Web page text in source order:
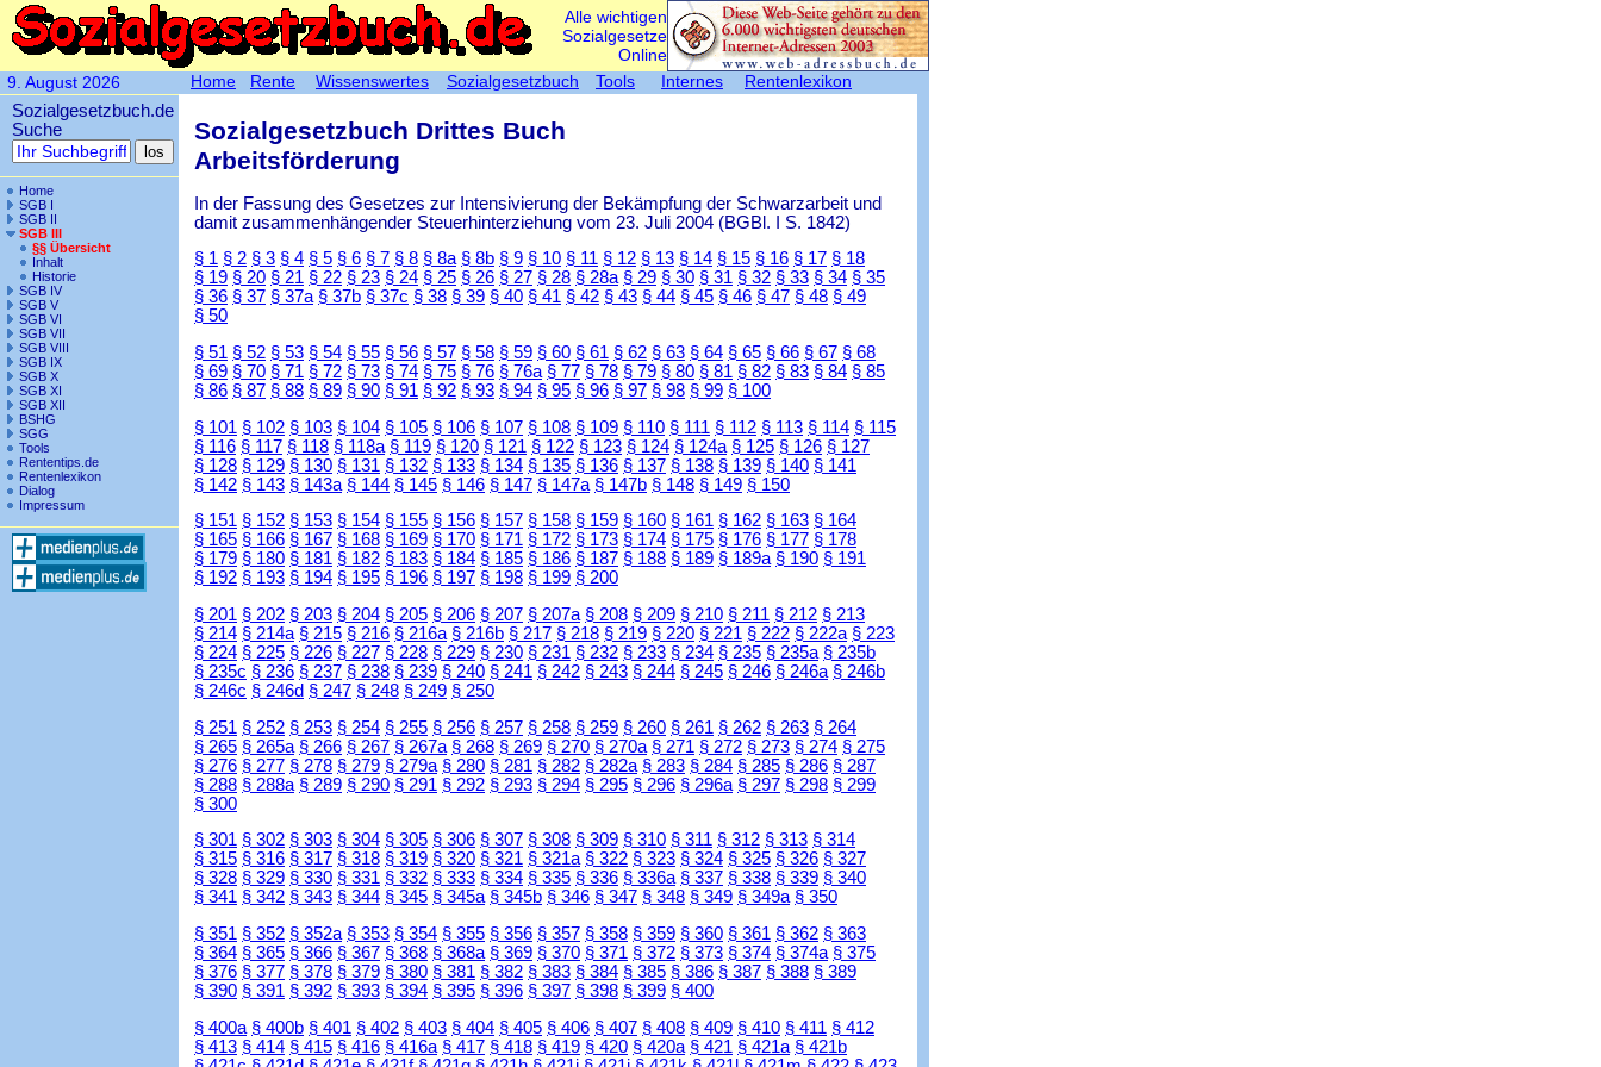
Alle wichtigen
Sozialgesetze
Online
9. August 2026
Sozialgesetzbuch.de
Suche
Home
SGB I
SGB II
SGB III
§§ Übersicht
Inhalt
Historie
SGB IV
SGB V
SGB VI
SGB VII
SGB VIII
SGB IX
SGB X
SGB XI
SGB XII
BSHG
SGG
Tools
Rententips.de
Rentenlexikon
Dialog
Impressum
Sozialgesetzbuch Drittes Buch
Arbeitsförderung
In der Fassung des Gesetzes zur Intensivierung der Bekämpfung der Schwarzarbeit und
damit zusammenhängender Steuerhinterziehung vom 23. Juli 2004 (BGBl. I S. 1842)
§ 1 § 2 § 3 § 4 § 5 § 6 § 7 § 8 § 8a § 8b § 9 § 10 § 11 § 12 § 13 § 14 § 15 § 16 § 17 § 18
§ 19 § 20 § 21 § 22 § 23 § 24 § 25 § 26 § 27 § 28 § 28a § 29 § 30 § 31 § 32 § 33 § 34 § 35
§ 36 § 37 § 37a § 37b § 37c § 38 § 39 § 40 § 41 § 42 § 43 § 44 § 45 § 46 § 47 § 48 § 49
§ 50
§ 51 § 52 § 53 § 54 § 55 § 56 § 57 § 58 § 59 § 60 § 61 § 62 § 63 § 64 § 65 § 66 § 67 § 68
§ 69 § 70 § 71 § 72 § 73 § 74 § 75 § 76 § 76a § 77 § 78 § 79 § 80 § 81 § 82 § 83 § 84 § 85
§ 86 § 87 § 88 § 89 § 90 § 91 § 92 § 93 § 94 § 95 § 96 § 97 § 98 § 99 § 100
§ 101 § 102 § 103 § 104 § 105 § 106 § 107 § 108 § 109 § 110 § 111 § 112 § 113 § 114 § 115
§ 116 § 117 § 118 § 118a § 119 § 120 § 121 § 122 § 123 § 124 § 124a § 125 § 126 § 127
§ 128 § 129 § 130 § 131 § 132 § 133 § 134 § 135 § 136 § 137 § 138 § 139 § 140 § 141
§ 142 § 143 § 143a § 144 § 145 § 146 § 147 § 147a § 147b § 148 § 149 § 150
§ 151 § 152 § 153 § 154 § 155 § 156 § 157 § 158 § 159 § 160 § 161 § 162 § 163 § 164
§ 165 § 166 § 167 § 168 § 169 § 170 § 171 § 172 § 173 § 174 § 175 § 176 § 177 § 178
§ 179 § 180 § 181 § 182 § 183 § 184 § 185 § 186 § 187 § 188 § 189 § 189a § 190 § 191
§ 192 § 193 § 194 § 195 § 196 § 197 § 198 § 199 § 200
§ 201 § 202 § 203 § 204 § 205 § 206 § 207 § 207a § 208 § 209 § 210 § 211 § 212 § 213
§ 214 § 214a § 215 § 216 § 216a § 216b § 217 § 218 § 219 § 220 § 221 § 222 § 222a § 223
§ 224 § 225 § 226 § 227 § 228 § 229 § 230 § 231 § 232 § 233 § 234 § 235 § 235a § 235b
§ 235c § 236 § 237 § 238 § 239 § 240 § 241 § 242 § 243 § 244 § 245 § 246 § 246a § 246b
§ 246c § 246d § 247 § 248 § 249 § 250
§ 251 § 252 § 253 § 254 § 255 § 256 § 257 § 258 § 259 § 260 § 261 § 262 § 263 § 264
§ 265 § 265a § 266 § 267 § 267a § 268 § 269 § 270 § 270a § 271 § 272 § 273 § 274 § 275
§ 276 § 277 § 278 § 279 § 279a § 280 § 281 § 282 § 282a § 283 § 284 § 285 § 286 § 287
§ 288 § 288a § 289 § 290 § 291 § 292 § 293 § 294 § 295 § 296 § 296a § 297 § 298 § 299
§ 300
§ 301 § 302 § 303 § 304 § 305 § 306 § 307 § 308 § 309 § 310 § 311 § 312 § 313 § 314
§ 315 § 316 § 317 § 318 § 319 § 320 § 321 § 321a § 322 § 323 § 324 § 325 § 326 § 327
§ 328 § 329 § 330 § 331 § 332 § 333 § 334 § 335 § 336 § 336a § 337 § 338 § 339 § 340
§ 341 § 342 § 343 § 344 § 345 § 345a § 345b § 346 § 347 § 348 § 349 § 349a § 350
§ 351 § 352 § 352a § 353 § 354 § 355 § 356 § 357 § 358 § 359 § 360 § 361 § 362 § 363
§ 364 § 365 § 366 § 367 § 368 § 368a § 369 § 370 § 371 § 372 § 373 § 374 § 374a § 375
§ 376 § 377 § 378 § 379 § 380 § 381 § 382 § 383 § 384 § 385 § 386 § 387 § 388 § 389
§ 390 § 391 § 392 § 393 § 394 § 395 § 396 § 397 § 398 § 399 § 400
§ 400a § 400b § 401 § 402 § 403 § 404 § 405 § 406 § 407 § 408 § 409 § 410 § 411 § 412
§ 413 § 414 § 415 § 416 § 416a § 417 § 418 § 419 § 420 § 420a § 421 § 421a § 421b
Home Rente Wissenswertes Sozialgesetzbuch Tools Internes Rentenlexikon